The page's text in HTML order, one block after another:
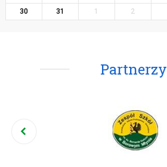
30
31 1 2
Partnerzy